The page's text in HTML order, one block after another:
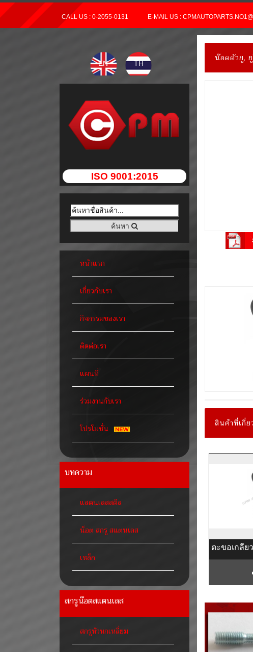
CALL US : 0-2055-0131 E-MAIL US :
EN TH
ISO 9001:2015
ค้นหา
หน้าแรก
เกี่ยวกับเรา
กิจกรรมของเรา
ติดต่อเรา
แผนที่
ร่วมงานกับเรา
โปรโมชั่น
บทความ
แสตนเลสสตีล
น็อต สกรู สแตนเลส
เหล็ก
สกรูน๊อตสแตนเลส
สกรูหัวหกเหลี่ยม
น๊อตตัวยู,
สินค้าที่เกี่ย